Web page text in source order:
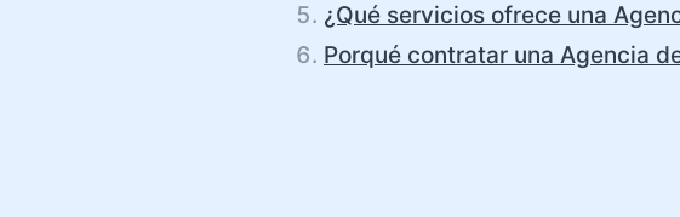
¿Qué servicios ofrece una
Porqué contratar una Agencia